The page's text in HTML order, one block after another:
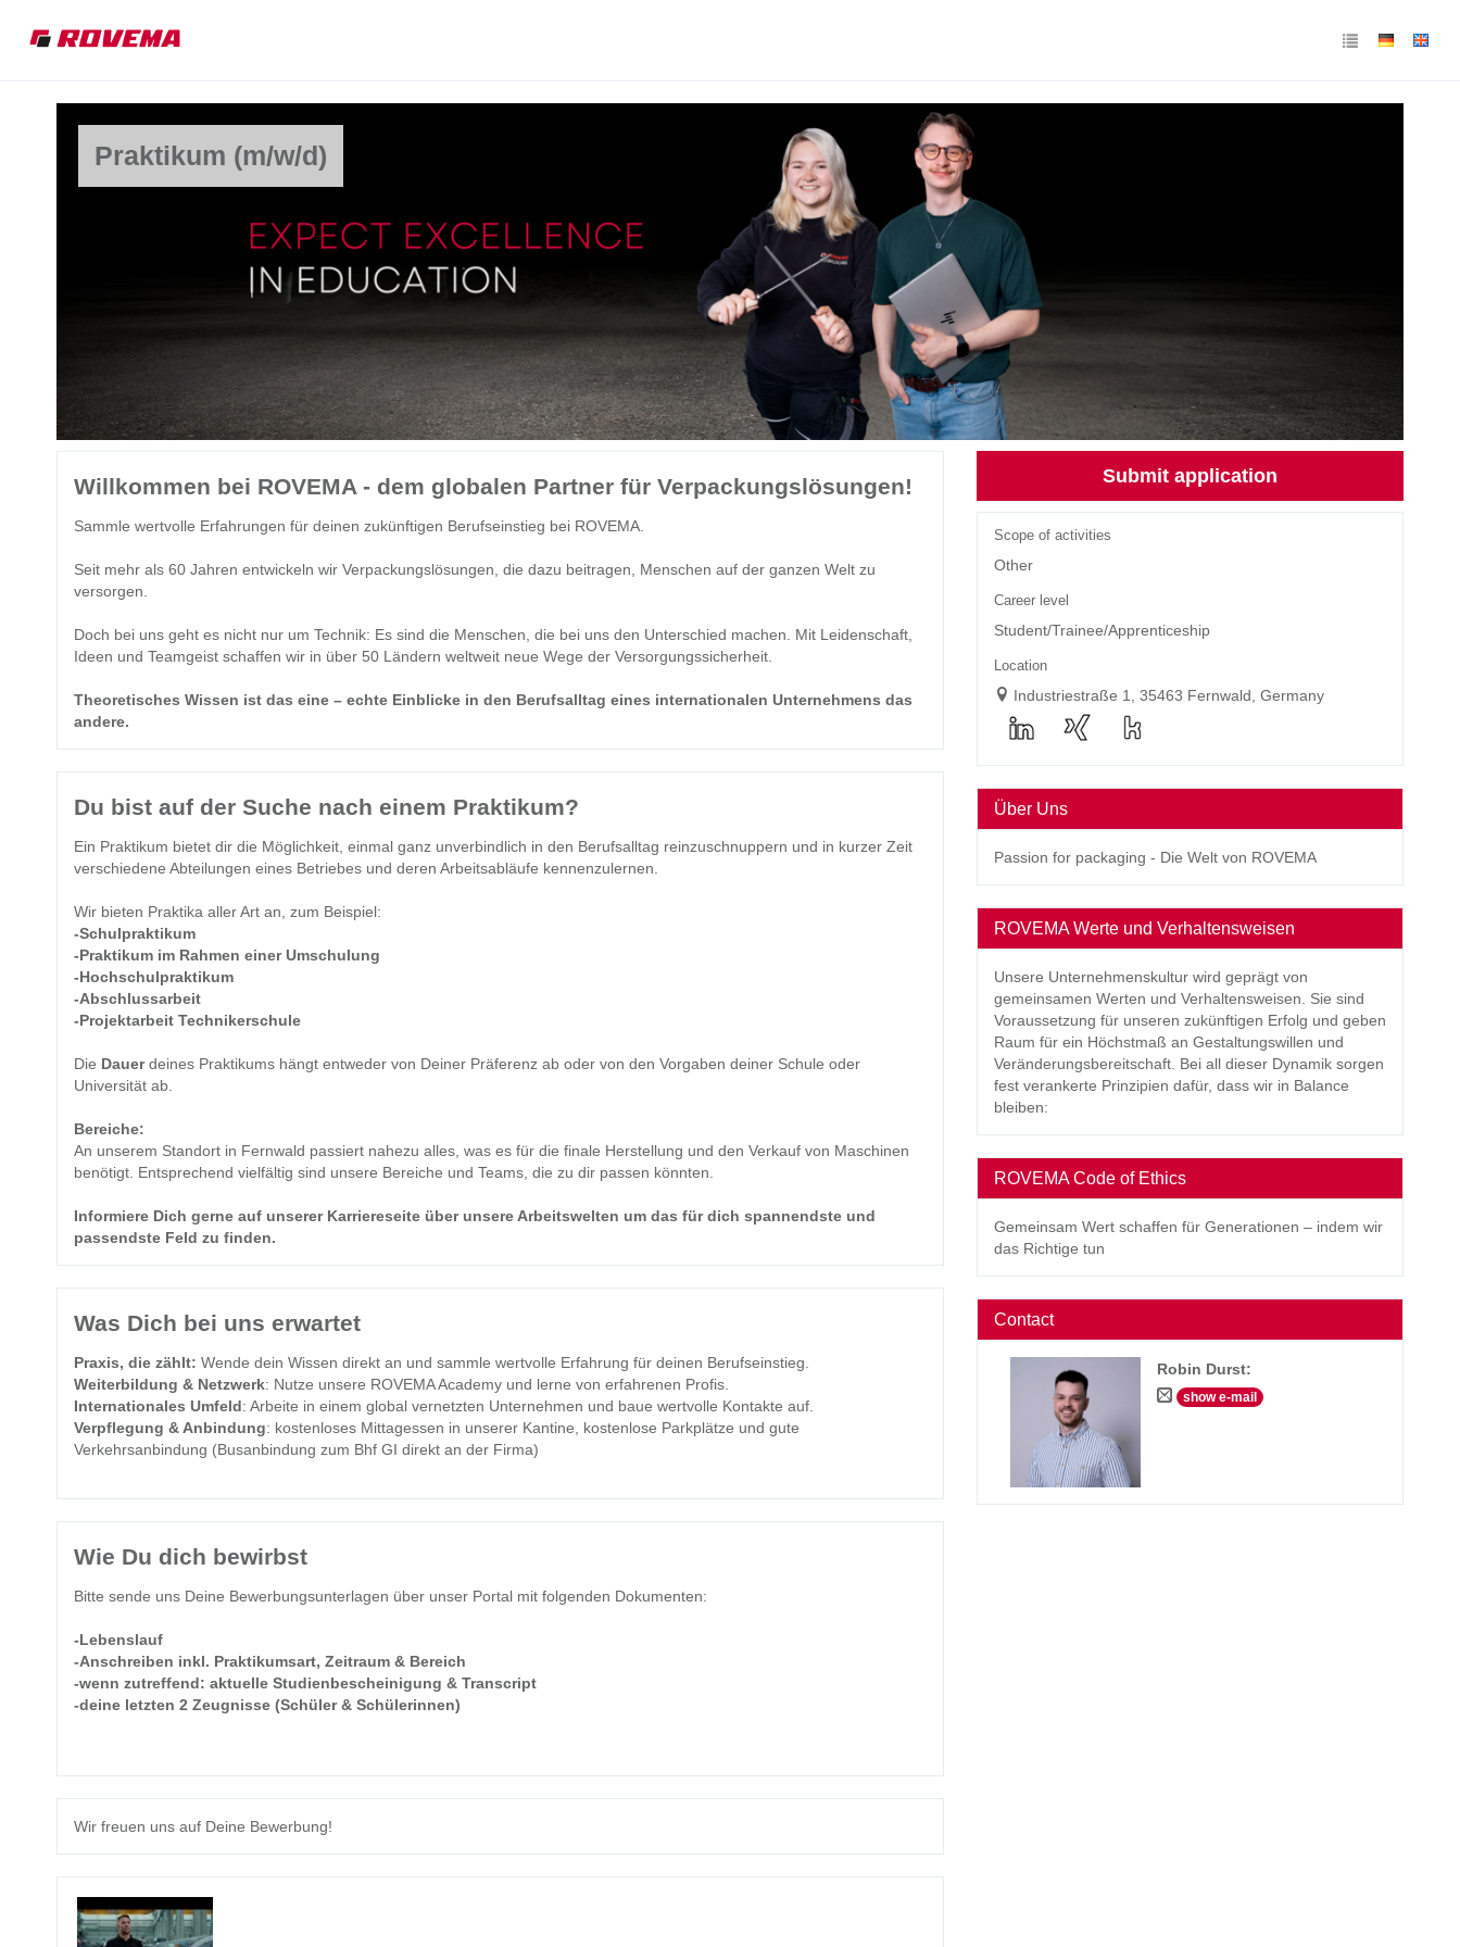
Praktikum (m/w/d)
Willkommen bei ROVEMA - dem globalen Partner für Verpackungslösungen!
Sammle wertvolle Erfahrungen für deinen zukünftigen Berufseinstieg bei ROVEMA.
Seit mehr als 60 Jahren entwickeln wir Verpackungslösungen, die dazu beitragen, Menschen auf der ganzen Welt zu
versorgen.
Doch bei uns geht es nicht nur um Technik: Es sind die Menschen, die bei uns den Unterschied machen. Mit Leidenschaft,
Ideen und Teamgeist schaffen wir in über 50 Ländern weltweit neue Wege der Versorgungssicherheit.
Theoretisches Wissen ist das eine – echte Einblicke in den Berufsalltag eines internationalen Unternehmens das
andere.
Du bist auf der Suche nach einem Praktikum?
Ein Praktikum bietet dir die Möglichkeit, einmal ganz unverbindlich in den Berufsalltag reinzuschnuppern und in kurzer Zeit
verschiedene Abteilungen eines Betriebes und deren Arbeitsabläufe kennenzulernen.
Wir bieten Praktika aller Art an, zum Beispiel:
-Schulpraktikum
-Praktikum im Rahmen einer Umschulung
-Hochschulpraktikum
-Abschlussarbeit
-Projektarbeit Technikerschule
Die Dauerdeines Praktikums hängt entweder von Deiner Präferenz ab oder von den Vorgaben deiner Schule oder
Universität ab.
Bereiche:
An unserem Standort in Fernwald passiert nahezu alles, was es für die finale Herstellung und den Verkauf von Maschinen
benötigt. Entsprechend vielfältig sind unsere Bereiche und Teams, die zu dir passen könnten.
Informiere Dich gerne auf unserer Karriereseite über unsere Arbeitswelten um das für dich spannendste und
passendste Feld zu finden.
Was Dich bei uns erwartet
Praxis, die zählt: Wende dein Wissen direkt an und sammle wertvolle Erfahrung für deinen Berufseinstieg.
Weiterbildung & Netzwerk: Nutze unsere ROVEMA Academy und lerne von erfahrenen Profis.
Internationales Umfeld: Arbeite in einem global vernetzten Unternehmen und baue wertvolle Kontakte auf.
Verpflegung & Anbindung: kostenloses Mittagessen in unserer Kantine, kostenlose Parkplätze und gute
Verkehrsanbindung (Busanbindung zum Bhf GI direkt an der Firma)
Wie Du dich bewirbst
Bitte sende uns Deine Bewerbungsunterlagen über unser Portal mit folgenden Dokumenten:
-Lebenslauf
-Anschreiben inkl. Praktikumsart, Zeitraum & Bereich
-wenn zutreffend: aktuelle Studienbescheinigung & Transcript
-deine letzten 2 Zeugnisse (Schüler & Schülerinnen)
Wir freuen uns auf Deine Bewerbung!
Submit application
Scope of activities
Other
Career level
Student/Trainee/Apprenticeship
Location
Industriestraße 1, 35463 Fernwald, Germany
Über Uns
Passion for packaging - Die Welt von ROVEMA
ROVEMA Werte und Verhaltensweisen
Unsere Unternehmenskultur wird geprägt von
gemeinsamen Werten und Verhaltensweisen. Sie sind
Voraussetzung für unseren zukünftigen Erfolg und geben
Raum für ein Höchstmaß an Gestaltungswillen und
Veränderungsbereitschaft. Bei all dieser Dynamik sorgen
fest verankerte Prinzipien dafür, dass wir in Balance
bleiben:
ROVEMA Code of Ethics
Gemeinsam Wert schaffen für Generationen – indem wir
das Richtige tun
Contact
Robin Durst:
show e-mail